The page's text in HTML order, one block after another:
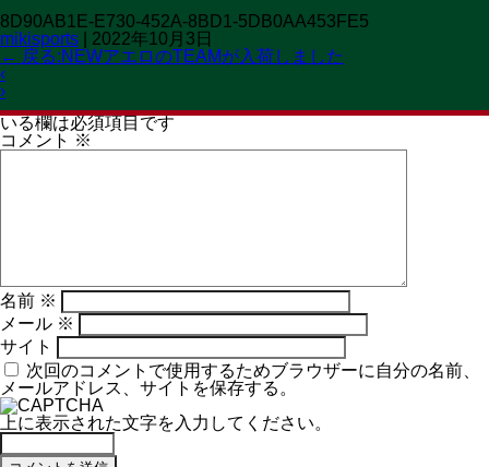
OPEN 11:00→19:30
CLOSED 火曜日
8D90AB1E-E730-452A-8BD1-5DB0AA453FE5
mikisports
2022年10月3日
← 戻る:NEWアエロのTEAMが入荷しました
‹
›
コメントを残す
メールアドレスが公開されることはありません。
いる欄は必須項目です
コメント ※
名前 ※
メール ※
サイト
次回のコメントで使用するためブラウザーに自分の名前、
メールアドレス、サイトを保存する。
上に表示された文字を入力してください。